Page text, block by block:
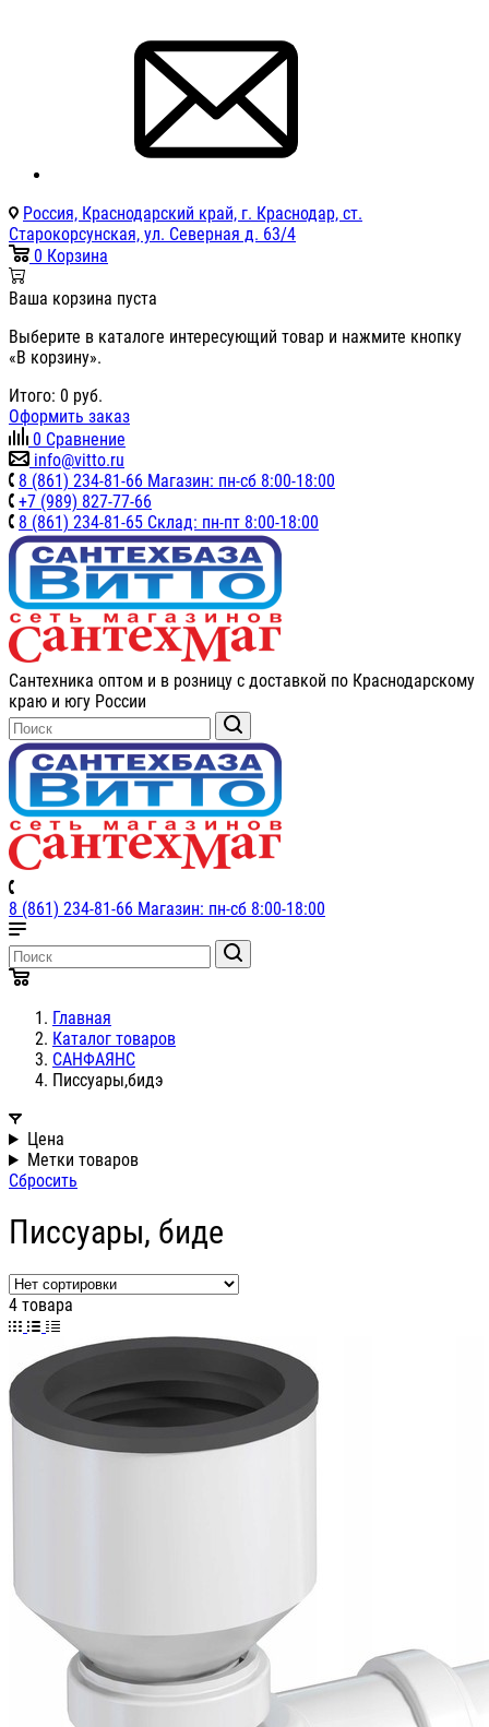
Россия, Краснодарский край, г. Краснодар, ст.
Старокорсунская, ул. Северная д. 63/4
0 Корзина
Ваша корзина пуста
Выберите в каталоге интересующий товар и нажмите кнопку
«В корзину».
Итого: 0 руб.
Оформить заказ
0 Сравнение
info@vitto.ru
8 (861) 234-81-66 Магазин: пн-сб 8:00-18:00
+7 (989) 827-77-66
8 (861) 234-81-65 Склад: пн-пт 8:00-18:00
Сантехника оптом и в розницу с доставкой по Краснодарскому
краю и югу России
8 (861) 234-81-66 Магазин: пн-сб 8:00-18:00
Главная
Каталог товаров
САНФАЯНС
Писсуары,бидэ
Цена
Метки товаров
Сбросить
Писсуары, биде
4 товара